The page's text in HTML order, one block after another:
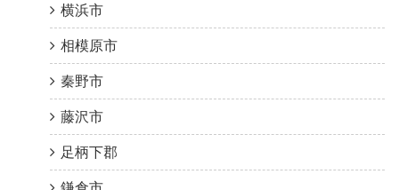
横浜市
相模原市
秦野市
藤沢市
足柄下郡